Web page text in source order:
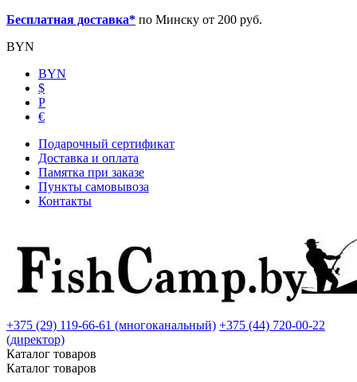
Бесплатная доставка* по Минску от 200 руб.
BYN
BYN
$
Р
€
Подарочный сертификат
Доставка и оплата
Памятка при заказе
Пункты самовывоза
Контакты
+375 (29) 119-66-61 (многоканальный) +375 (44) 720-00-22
(директор)
Каталог товаров
Каталог товаров